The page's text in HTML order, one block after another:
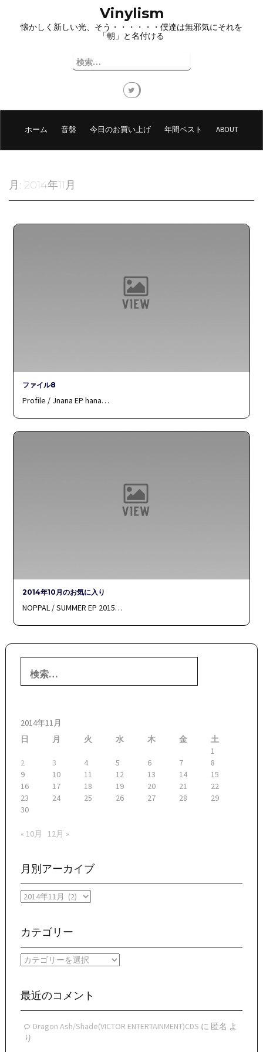
プ
Vinylism
懐かしく新しい光、そう・・・・・・僕達は無邪気にそれを
「朝」と名付ける
検
索:
ホーム 音盤 今日のお買い上げ 年間ベスト ABOUT
月: 2014年11月
ファイル8
Profile / Jnana EP hana…
2014年10月のお気に入り
NOPPAL / SUMMER EP 2015…
索:
2014年11月
日
月 火 水 木 金
土
1
2
3 4 5 6 7
8
9
10 11 12 13 14
15
16
17 18 19 20 21
22
23
24 25 26 27 28
29
30
« 10月 12月 »
月別アーカイブ
月
ー
イ
ブ
カテゴリー
カ
リ
最近のコメント
Dragon Ash/Shade(VICTOR ENTERTAINMENT)CDS に 匿名 よ
り